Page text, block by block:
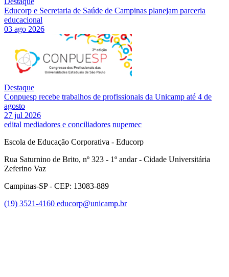
Educorp e Secretaria de Saúde de Campinas planejam parceria
educacional
03 ago 2026
Destaque
Conpuesp recebe trabalhos de profissionais da Unicamp até 4 de
agosto
27 jul 2026
edital mediadores e conciliadores nupemec
Escola de Educação Corporativa - Educorp
Rua Saturnino de Brito, nº 323 - 1º andar - Cidade Universitária
Zeferino Vaz
Campinas-SP - CEP: 13083-889
(19) 3521-4160 educorp@unicamp.br